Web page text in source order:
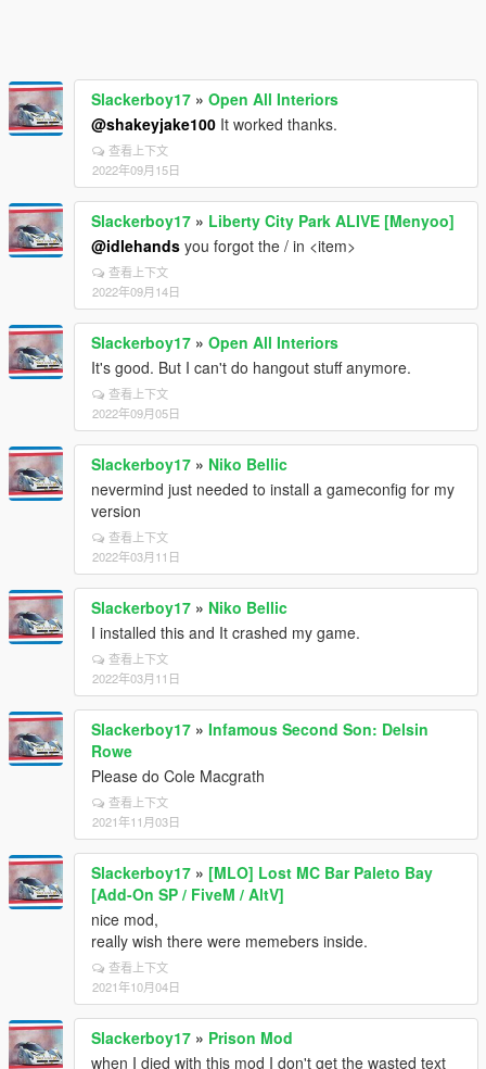
Slackerboy17 » Open All Interiors
@shakeyjake100 It worked thanks.
查看上下文
2022年09月15日
Slackerboy17 » Liberty City Park ALIVE [Menyoo]
@idlehands you forgot the / in <item>
查看上下文
2022年09月14日
Slackerboy17 » Open All Interiors
It's good. But I can't do hangout stuff anymore.
查看上下文
2022年09月05日
Slackerboy17 » Niko Bellic
nevermind just needed to install a gameconfig for my
version
查看上下文
2022年03月11日
Slackerboy17 » Niko Bellic
I installed this and It crashed my game.
查看上下文
2022年03月11日
Slackerboy17 » Infamous Second Son: Delsin
Rowe
Please do Cole Macgrath
查看上下文
2021年11月03日
Slackerboy17 » [MLO] Lost MC Bar Paleto Bay
[Add-On SP / FiveM / AltV]
nice mod,
really wish there were memebers inside.
查看上下文
2021年10月04日
Slackerboy17 » Prison Mod
when I died with this mod I don't get the wasted text